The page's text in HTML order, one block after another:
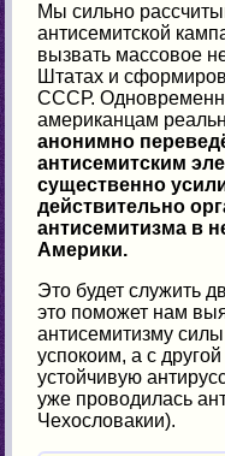
Мы сильно
антисемитской
вызвать массовое
Штатах и
СССР.
американцам
анонимно
антисемитским
существенно
действительно
антисемитизма в
Америки.
Это будет служить
это поможет нам
антисемитизму
успокоим, а с
устойчивую
уже проводилась
Чехословакии).